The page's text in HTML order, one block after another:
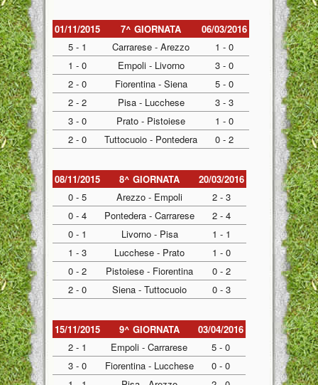
01/11/2015 7^ GIORNATA
06/03/2016
5 - 1
Carrarese - Arezzo
1 - 0
1 - 0
Empoli - Livorno
3 - 0
2 - 0
Fiorentina - Siena
5 - 0
2 - 2
Pisa - Lucchese
3 - 3
3 - 0
Prato - Pistoiese
1 - 0
2 - 0
Tuttocuoio - Pontedera 0 - 2
08/11/2015 8^ GIORNATA
20/03/2016
0 - 5
Arezzo - Empoli
2 - 3
0 - 4
Pontedera - Carrarese
2 - 4
0 - 1
Livorno - Pisa
1 - 1
1 - 3
Lucchese - Prato
1 - 0
0 - 2
Pistoiese - Fiorentina
0 - 2
2 - 0
Siena - Tuttocuoio 0 - 3
15/11/2015 9^ GIORNATA
03/04/2016
2 - 1
Empoli - Carrarese
5 - 0
3 - 0
Fiorentina - Lucchese
0 - 0